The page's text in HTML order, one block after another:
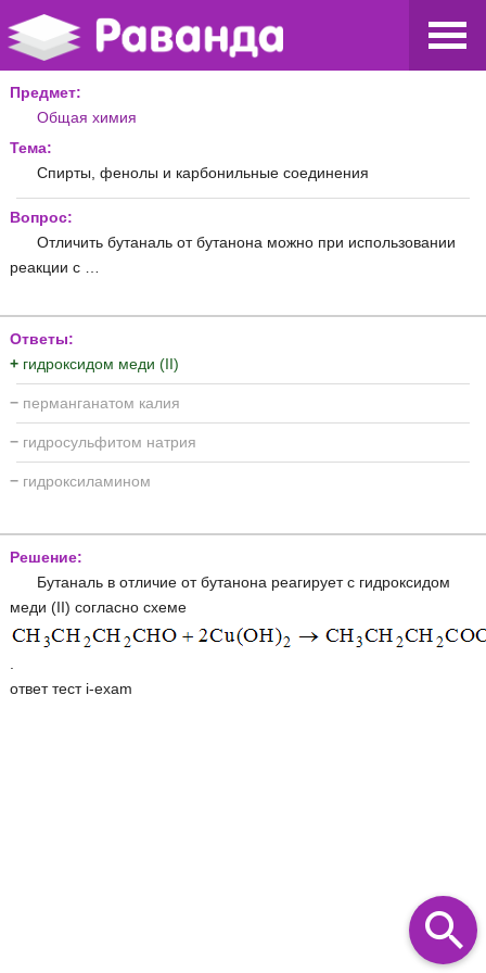
Предмет:
Общая химия
Тема:
Спирты, фенолы и карбонильные соединения
Вопрос:
Отличить бутаналь от бутанона можно при использовании
реакции с …
Ответы:
+ гидроксидом меди (II)
− перманганатом калия
− гидросульфитом натрия
− гидроксиламином
Решение:
Бутаналь в отличие от бутанона реагирует с гидроксидом
меди (II) согласно схеме
ответ тест i-exam